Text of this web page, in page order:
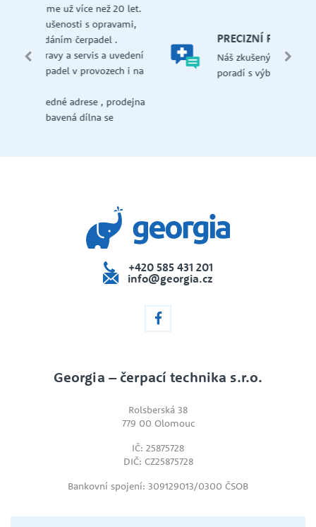
PRECIZNÍ PORADENSTVÍ
Náš zkušený tým vám ochotně
poradí s výběrem produktu.
+420 585 431 201
info@georgia.cz
Georgia – čerpací technika s.r.o.
Rolsberská 38
779 00 Olomouc
IČ: 25875728
DIČ: CZ25875728
Bankovní spojení: 309129013/0300 ČSOB